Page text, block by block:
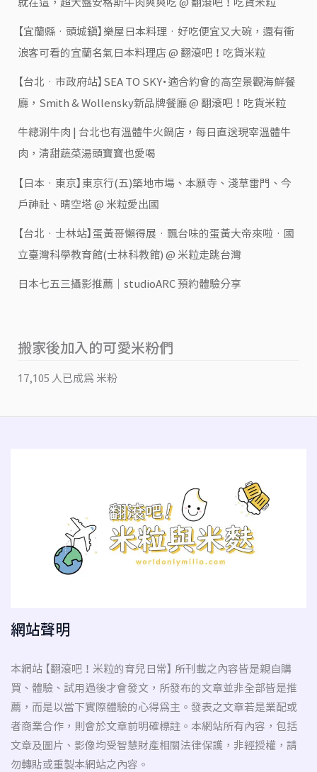
就在這，超大盤安格斯牛肉爽爽吃 @ 翻滾吧！吃貨米粒
【宜蘭縣‧頭城鎮】樂屋日本料理‧好吃便宜又大碗，還有衝
浪客可看的宜蘭名氣日本料理店 @ 翻滾吧！吃貨米粒
【台北‧市政府站】SEA TO SKY・適合約會的高空景觀海鮮餐
廳，Smith & Wollensky新品牌餐廳 @ 翻滾吧！吃貨米粒
牛總涮牛肉 | 台北也有溫體牛火鍋店，每日直送現宰溫體牛
肉，清甜蔬菜湯頭寶寶也愛喝
【日本‧東京】東京行(五)築地市場、本願寺、淺草雷門、今
戶神社、晴空塔 @ 米粒愛出國
【台北‧士林站】蛋黃哥懶得展‧飄台味的蛋黃大帝來啦‧國
立臺灣科學教育館(士林科教館) @ 米粒走跳台灣
日本七五三攝影推薦｜studioARC 預約體驗分享
搬家後加入的可愛米粉們
17,105 人已成為 米粉
網站聲明
本網站 【翻滾吧！米粒的育兒日常】 所刊載之內容皆是親自購
買、體驗、試用過後才會發文，所發布的文章並非全部皆是推
薦，而是以當下實際體驗的心得為主。發表之文章若是業配或
者商業合作，則會於文章前明確標註。本網站所有內容，包括
文章及圖片、影像均受智慧財產相關法律保護，非經授權，請
勿轉貼或重製本網站之內容。